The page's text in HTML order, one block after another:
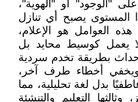
"الوجود" أو "الهوية"،
المستوى يصبح أي تنازل
هذه العوامل هو الإعلام،
يعمل كوسيط محايد بل
بطريقة تخدم سردية
أخطاء طرف آخر،
بدل لغة تحليلية، مما
التعليم والتنشئة